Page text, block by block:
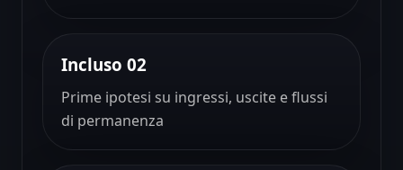
Incluso 02
Prime ipotesi su ingressi, uscite e flussi
di permanenza